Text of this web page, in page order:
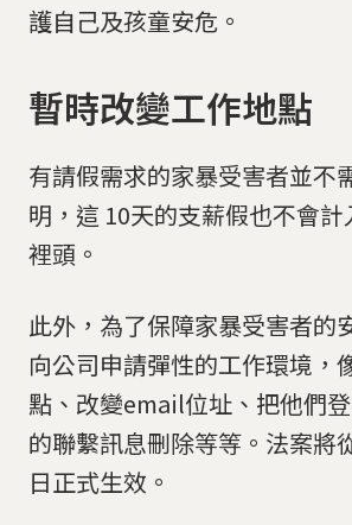
護自己及孩童安危。
暫時改變工作地點
有請假需求的家暴受害者並不
明，這 10天的支薪假也不會
裡頭。
此外，為了保障家暴受害者的
向公司申請彈性的工作環境，
點、改變email位址、把他們
的聯繫訊息刪除等等。法案將
日正式生效。